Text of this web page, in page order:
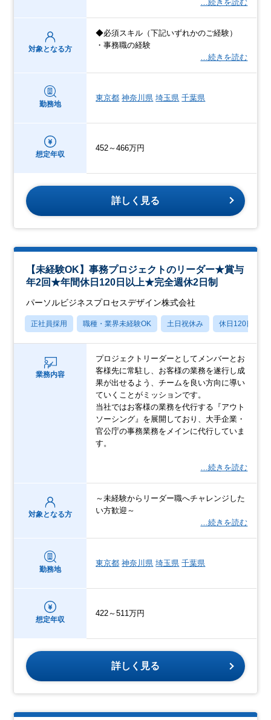
…続きを読む
対象となる方
◆必須スキル（下記いずれかのご経験）
・事務職の経験
…続きを読む
勤務地
東京都 神奈川県 埼玉県 千葉県
想定年収
452～466万円
詳しく見る
【未経験OK】事務プロジェクトのリーダー★賞与
年2回★年間休日120日以上★完全週休2日制
パーソルビジネスプロセスデザイン株式会社
正社員採用 職種・業界未経験OK 土日祝休み 休日120日以上
業務内容
プロジェクトリーダーとしてメンバーとお
客様先に常駐し、お客様の業務を遂行し成
果が出せるよう、チームを良い方向に導い
ていくことがミッションです。
当社ではお客様の業務を代行する『アウト
ソーシング』を展開しており、大手企業・
官公庁の事務業務をメインに代行していま
す。
…続きを読む
対象となる方
～未経験からリーダー職へチャレンジした
い方歓迎～
…続きを読む
勤務地
東京都 神奈川県 埼玉県 千葉県
想定年収
422～511万円
詳しく見る